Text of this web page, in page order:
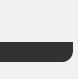
la lumière et de
L’association des
tons neutres et
Les salons de
des cloisons